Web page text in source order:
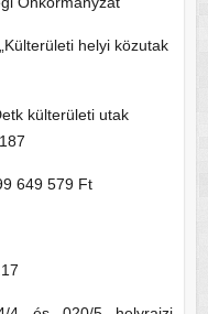
helyi közutak
külterületi utak
649 579 Ft